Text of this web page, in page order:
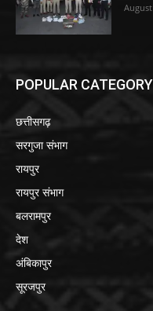
POPULAR CATEGORY
छत्तीसगढ़
सरगुजा संभाग
रायपुर
रायपुर संभाग
बलरामपुर
देश
अंबिकापुर
सूरजपुर